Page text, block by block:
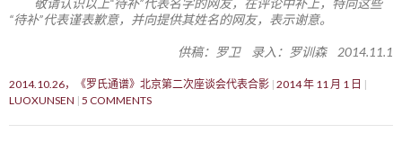
敬请认识以上“待补”代表名字的网友，在评论中补上，特向这些
“待补”代表谨表歉意，并向提供其姓名的网友，表示谢意。
供稿：罗卫 录入：罗训森 2014.11.1
2014.10.26，《罗氏通谱》北京第二次座谈会代表合影 2014 年 11 月 1 日
LUOXUNSEN 5 COMMENTS